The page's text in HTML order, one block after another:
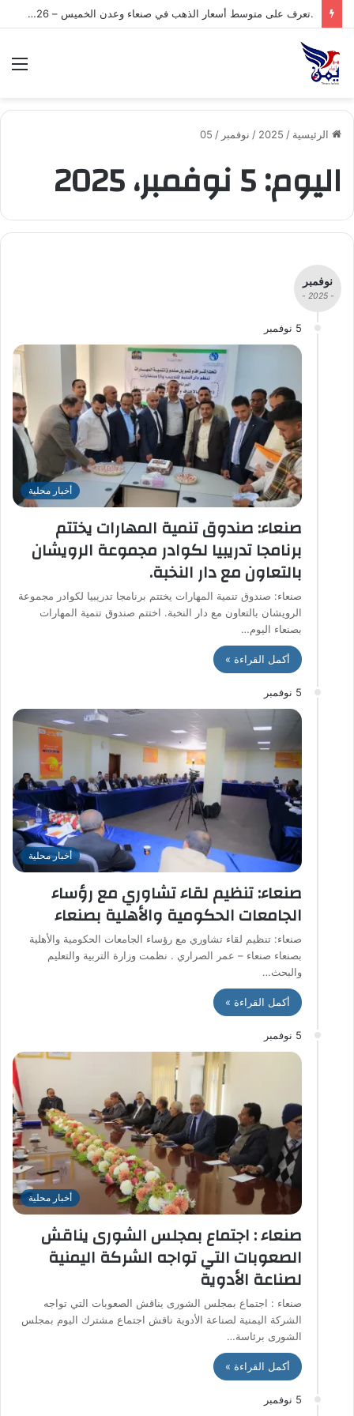
.تعرف على متوسط أسعار الذهب في صنعاء وعدن الخميس – 06/08/2026
الرئيسية /
2025
/ نوفمبر /
05
اليوم:5 نوفمبر، 2025
نوفمبر
- 2025 -
5 نوفمبر
أخبار محلية
صنعاء: صندوق تنمية المهارات يختتم
برنامجا تدريبيا لكوادر مجموعة الرويشان
بالتعاون مع دار النخبة.
صنعاء: صندوق تنمية المهارات يختتم برنامجا تدريبيا لكوادر مجموعة
الرويشان بالتعاون مع دار النخبة. اختتم صندوق تنمية المهارات
بصنعاء اليوم…
أكمل القراءة »
5 نوفمبر
أخبار محلية
صنعاء: تنظيم لقاء تشاوري مع رؤساء
الجامعات الحكومية والأهلية بصنعاء
صنعاء: تنظيم لقاء تشاوري مع رؤساء الجامعات الحكومية والأهلية
بصنعاء صنعاء – عمر الصراري . نظمت وزارة التربية والتعليم
والبحث…
أكمل القراءة »
5 نوفمبر
أخبار محلية
صنعاء : اجتماع بمجلس الشورى يناقش
الصعوبات التي تواجه الشركة اليمنية
لصناعة الأدوية
صنعاء : اجتماع بمجلس الشورى يناقش الصعوبات التي تواجه
الشركة اليمنية لصناعة الأدوية ناقش اجتماع مشترك اليوم بمجلس
الشورى برئاسة…
أكمل القراءة »
5 نوفمبر